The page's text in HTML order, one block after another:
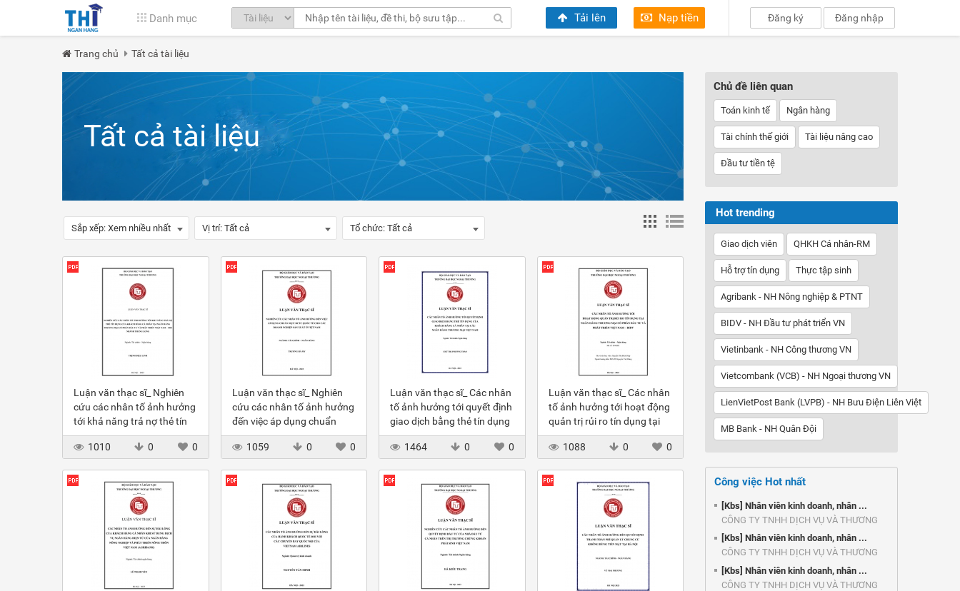
Danh mục Tải lên Nạp tiền Đăng ký Đăng nhập
Trang chủ Tất cả tài liệu
Tất cả tài liệu
Sắp xếp: Xem nhiều nhất Vị trí: Tất cả Tổ chức: Tất cả
Luận văn thạc sĩ_ Nghiên
cứu các nhân tố ảnh hưởng
tới khả năng trả nợ thẻ tín
dụng của KHCN tại ngân
hàng BIDV
1010 0 0
Luận văn thạc sĩ_ Nghiên
cứu các nhân tố ảnh hưởng
đến việc áp dụng chuẩn
mực BCTC quốc tế cho các
DN SX ở VN
1059 0 0
Luận văn thạc sĩ_ Các nhân
tố ảnh hưởng tới quyết định
giao dịch bằng thẻ tín dụng
của KHCN tại các NHTM
1464
0 0
Luận văn thạc sĩ_ Các nhân
tố ảnh hưởng tới hoạt động
quản trị rủi ro tín dụng tại
ngân hàng BIDV
1088
0 0
Chủ đề liên quan
Toán kinh tế Ngân hàng
Tài chính thế giới Tài liệu nâng cao
Đầu tư tiền tệ
Hot trending
Giao dịch viên QHKH Cá nhân-RM
Hỗ trợ tín dụng Thực tập sinh
Agribank - NH Nông nghiệp & PTNT
BIDV - NH Đầu tư phát triển VN
Vietinbank - NH Công thương VN
Vietcombank (VCB) - NH Ngoại thương VN
LienVietPost Bank (LVPB) - NH Bưu Điện Liên Việt
MB Bank - NH Quân Đội
Công việc Hot nhất
[Kbs] Nhân viên kinh doanh, nhân ...
CÔNG TY TNHH DỊCH VỤ VÀ THƯƠNG
MẠI ...
[Kbs] Nhân viên kinh doanh, nhân ...
CÔNG TY TNHH DỊCH VỤ VÀ THƯƠNG
MẠI ...
[Kbs] Nhân viên kinh doanh, nhân ...
CÔNG TY TNHH DỊCH VỤ VÀ THƯƠNG